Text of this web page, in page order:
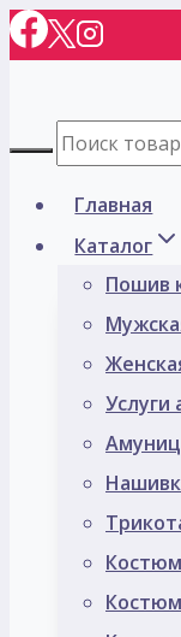
Перейти
к
Главная
Каталог
Пошив
Услуги